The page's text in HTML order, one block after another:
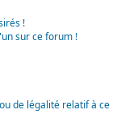
!
sur ce forum !
de légalité relatif à ce